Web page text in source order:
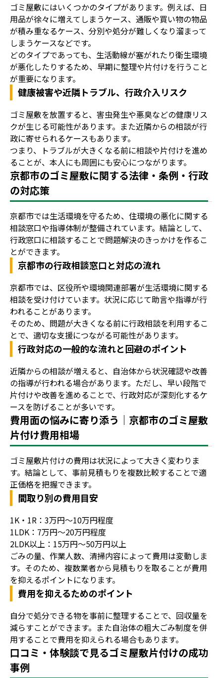
ゴミ屋敷にはいくつかのタイプがあります。例えば、日
用品が徐々に増えてしまうケース、通販や買い物の物品
が積み重なるケース、分別や処分が難しくなり溜まって
しまうケースなどです。
どのタイプであっても、生活動線が塞がれたり衛生環境
が悪化したりするため、早期に整理や片付けを行うこと
が重要になります。
健康被害や近隣トラブル、行政介入リスク
ゴミ屋敷を放置すると、害虫発生や悪臭などの健康リス
クが生じる可能性があります。また近隣からの相談が行
政に寄せられるケースもあります。
つまり、トラブルが大きくなる前に相談や片付けを進め
ることが、本人にも周囲にも安心につながります。
京都市のゴミ屋敷に関する法律・条例・行政
の対応策
京都市では生活環境を守るため、住環境の悪化に関する
相談窓口や指導体制が整備されています。結論として、
行政窓口に相談することで問題解決のきっかけを作るこ
とができます。
京都市の行政相談窓口と対応の流れ
京都市では、区役所や環境関連部署が生活環境に関する
相談を受け付けています。状況に応じて助言や指導が行
われることがあります。
そのため、問題が大きくなる前に行政相談を利用するこ
とで、適切な支援につながる可能性があります。
行政対応の一般的な流れと回避のポイント
近隣からの相談が増えると、自治体から状況確認や改善
の指導が行われる場合があります。ただし、早い段階で
片付けや改善を進めることで、行政対応が深刻化するケ
ースを防げることが多いです。
費用面の悩みに寄り添う｜京都市のゴミ屋敷
片付け費用相場
ゴミ屋敷片付けの費用は状況によって大きく変わりま
す。結論として、事前見積もりを複数比較することで適
正価格を把握できます。
間取り別の費用目安
1K・1R：3万円〜10万円程度
1LDK：7万円〜20万円程度
2LDK以上：15万円〜50万円以上
ごみの量、作業人数、清掃内容によって費用は変動しま
す。そのため、複数業者から見積もりを取ることが費用
を抑えるポイントになります。
費用を抑えるためのポイント
自分で処分できる物を事前に整理することで、回収量を
減らすことができます。また自治体の粗大ごみ制度を併
用することで費用を抑えられる場合もあります。
口コミ・体験談で見るゴミ屋敷片付けの成功
事例